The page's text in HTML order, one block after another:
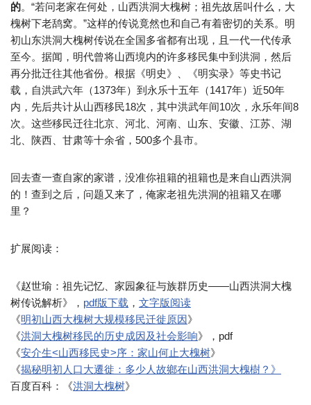
的。“若问老家在何处，山西洪洞大槐树；祖先故居叫什么，大
槐树下老鸹窝。”这样的传说竟然也和自己有着密切的关系。明
初山东洪洞大槐树传说在全国多省都有出现，且一代一代传承
至今。据闻，明代曾将山西境内的许多移民集中到洪洞，然后
再分批迁往其他省份。根据《明史》、《明实录》等史书记
载，自洪武六年（1373年）到永乐十五年（1417年）近50年
内，先后共计从山西移民18次，其中洪武年间10次，永乐年间8
次。这些移民迁往北京、河北、河南、山东、安徽、江苏、湖
北、陕西、甘肃等十余省，500多个县市。
回去查一查自家的家谱，没准你祖籍的祖籍也是来自山西洪洞
的！查到之后，问题又来了，俺家老祖先洪洞的祖籍又在哪
里？
扩展阅读：
《赵世瑜：祖先记忆、家园象征与族群历史——山西洪洞大槐
树传说解析》， pdf版下载 ， 文字版阅读
《明初山西大槐树大规模移民迁徙原因》
《洪洞大槐树移民的历史成因及社会影响》，pdf
《安介生<山西移民史>序：家山何止大槐树》
《揭秘明初人口大遷徙：多少人故鄉在山西洪洞大槐樹？》
百度百科：《洪洞大槐树》